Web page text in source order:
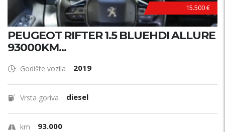
15.500 €
PEUGEOT RIFTER 1.5 BLUEHDI ALLURE
93000KM...
Godište vozila 2019
Vrsta goriva diesel
km 93.000